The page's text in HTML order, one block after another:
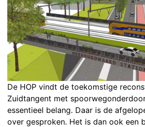
De HOP vindt de toekomstige
Zuidtangent met
essentieel belang. Daar is de
over gesproken. Het is dan ook een